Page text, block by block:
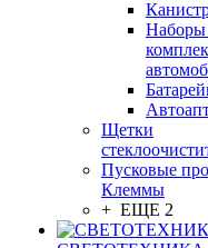
Наборы
Щетки
Пусковые
Клеммы
+ ЕЩЕ 2